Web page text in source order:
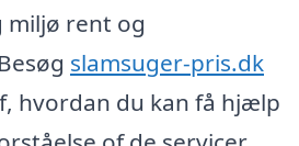
miljø rent og
slamsuger-pris.dk
hvordan du kan få hjælp